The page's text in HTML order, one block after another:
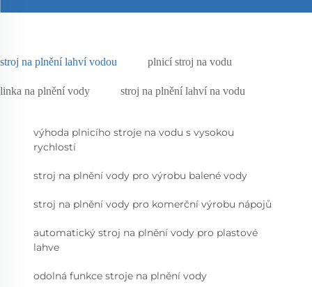
stroj na plnění lahví vodou plnicí stroj na vodu
linka na plnění vody stroj na plnění lahví na vodu
výhoda plnicího stroje na vodu s vysokou
rychlostí
stroj na plnění vody pro výrobu balené vody
stroj na plnění vody pro komerční výrobu nápojů
automatický stroj na plnění vody pro plastové
lahve
odolná funkce stroje na plnění vody